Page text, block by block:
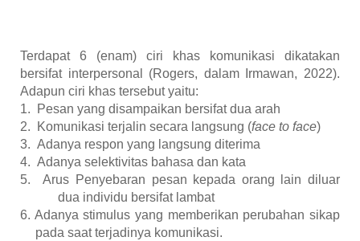
Terdapat 6 (enam) ciri khas komunikasi dikatakan
bersifat interpersonal (Rogers, dalam Irmawan, 2022).
Adapun ciri khas tersebut yaitu:
1. Pesan yang disampaikan bersifat dua arah
2. Komunikasi terjalin secara langsung (face to face)
3. Adanya respon yang langsung diterima
4. Adanya selektivitas bahasa dan kata
5. Arus Penyebaran pesan kepada orang lain diluar
dua individu bersifat lambat
6. Adanya stimulus yang memberikan perubahan sikap
pada saat terjadinya komunikasi.